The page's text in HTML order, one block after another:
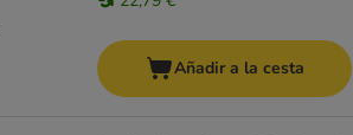
Añadir a la cesta